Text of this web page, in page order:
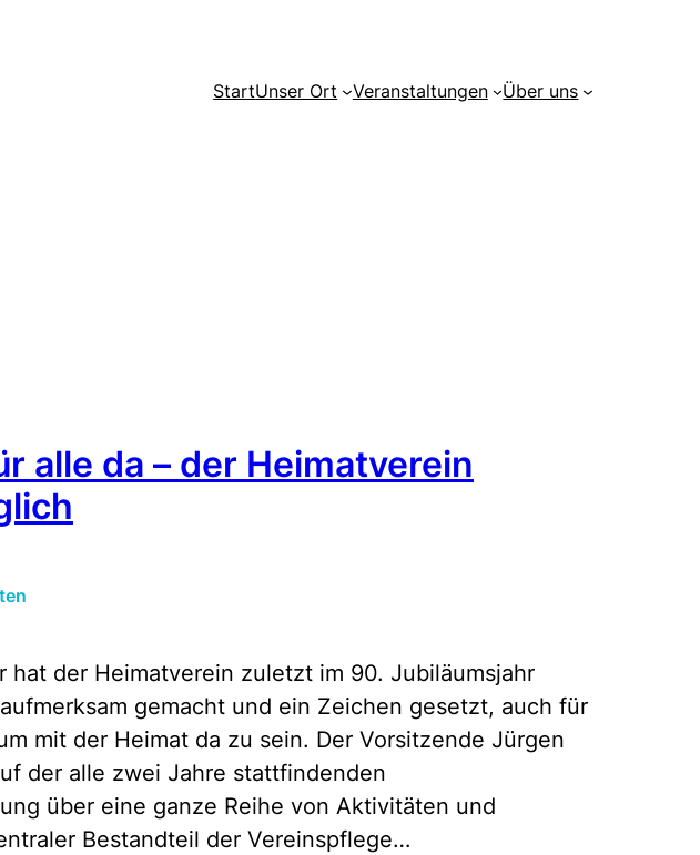
StartUnser Ort Veranstaltungen Über uns
alle da – der Heimatverein
hat der Heimatverein zuletzt im 90. Jubiläumsjahr
gemacht und ein Zeichen gesetzt, auch für
mit der Heimat da zu sein. Der Vorsitzende Jürgen
der alle zwei Jahre stattfindenden
über eine ganze Reihe von Aktivitäten und
Bestandteil der Vereinspflege…